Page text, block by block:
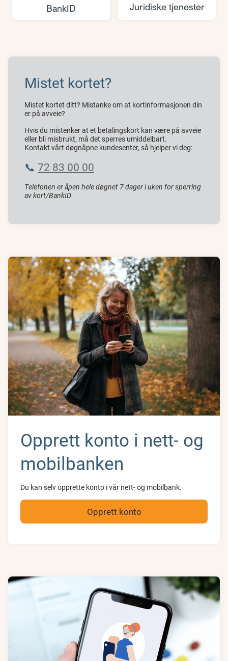
BankID Juridiske tjenester
Mistet kortet?
Mistet kortet ditt? Mistanke om at kortinformasjonen din
er på avveie?
Hvis du mistenker at et betalingskort kan være på avveie
eller bli misbrukt, må det sperres umiddelbart.
Kontakt vårt døgnåpne kundesenter, så hjelper vi deg:
📞 72 83 00 00
Telefonen er åpen hele døgnet 7 dager i uken for sperring
av kort/BankID
Opprett konto i nett- og
mobilbanken
Du kan selv opprette konto i vår nett- og mobilbank.
Opprett konto